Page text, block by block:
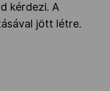
kérdezi. A
jött létre.